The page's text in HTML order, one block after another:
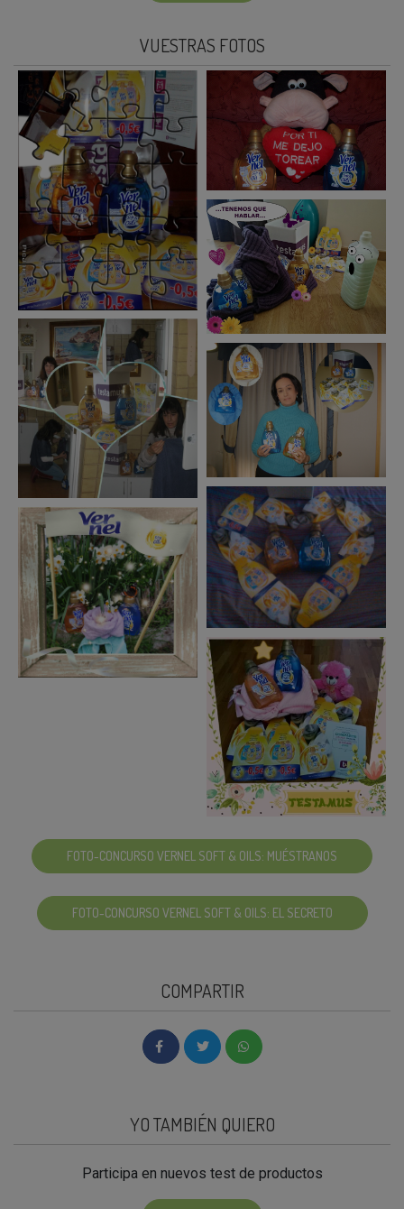
VUESTRAS FOTOS
FOTO-CONCURSO VERNEL SOFT & OILS: MUÉSTRANOS
FOTO-CONCURSO VERNEL SOFT & OILS: EL SECRETO
COMPARTIR
YO TAMBIÉN QUIERO
Participa en nuevos test de productos